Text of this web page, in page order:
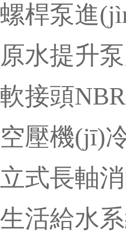
螺桿泵進
原水提升
軟接頭
空壓機(jī)
立式長軸
生活給水